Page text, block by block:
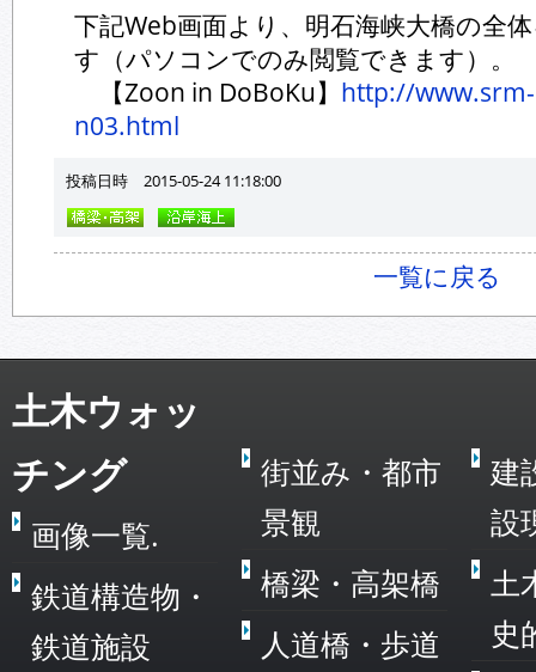
下記Web画面より、明石海峡大橋の全
す（パソコンでのみ閲覧できます）。
【Zoon in DoBoKu】 http://
n03.html
投稿日時 2015-05-24 11:18:00
一覧に戻る
土木ウォッ
チング
画像一覧.
鉄道構造物・
鉄道施設
街並み・都市
景観
橋梁・高架橋
人道橋・歩道
建
設
土
史